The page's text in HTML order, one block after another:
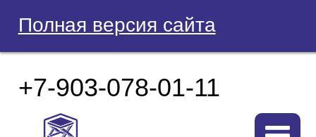
Полная версия сайта
+7-903-078-01-11